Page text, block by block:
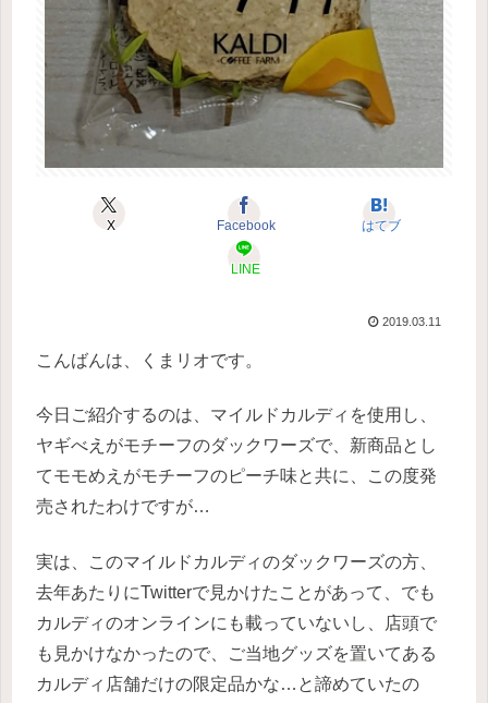
X Facebook はてブ
LINE
2019.03.11
こんばんは、くまリオです。
今日ご紹介するのは、マイルドカルディを使用し、
ヤギべえがモチーフのダックワーズで、新商品とし
てモモめえがモチーフのピーチ味と共に、この度発
売されたわけですが…
実は、このマイルドカルディのダックワーズの方、
去年あたりにTwitterで見かけたことがあって、でも
カルディのオンラインにも載っていないし、店頭で
も見かけなかったので、ご当地グッズを置いてある
カルディ店舗だけの限定品かな…と諦めていたの